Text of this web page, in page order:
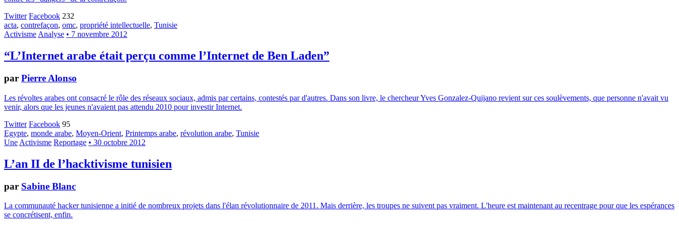
Twitter Facebook 232
acta, contrefaçon, omc, propriété intellectuelle, Tunisie
ActivismeAnalyse • 7 novembre 2012
“L’Internet arabe était perçu comme l’Internet de Ben Laden”
par Pierre Alonso
Les révoltes arabes ont consacré le rôle des réseaux sociaux, admis par certains, contestés par d'autres. Dans son livre, le chercheur Yves Gonzalez-Quijano revient sur ces soulèvements, que personne n'avait vu
venir, alors que les jeunes n'avaient pas attendu 2010 pour investir Internet.
Twitter Facebook 95
Egypte, monde arabe, Moyen-Orient, Printemps arabe, révolution arabe, Tunisie
Une Activisme Reportage • 30 octobre 2012
L’an II de l’hacktivisme tunisien
par Sabine Blanc
La communauté hacker tunisienne a initié de nombreux projets dans l'élan révolutionnaire de 2011. Mais derrière, les troupes ne suivent pas vraiment. L'heure est maintenant au recentrage pour que les espérances
se concrétisent, enfin.